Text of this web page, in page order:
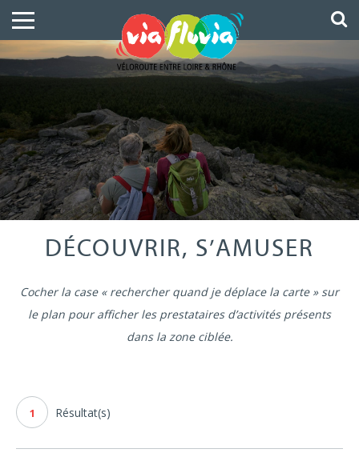
DÉCOUVRIR, S’AMUSER
Cocher la case « rechercher quand je déplace la carte » sur
le plan pour afficher les prestataires d’activités présents
dans la zone ciblée.
1 Résultat(s)